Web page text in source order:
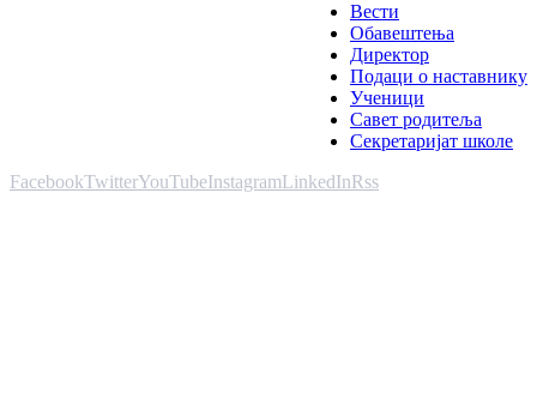
Вести
Обавештења
Директор
Подаци о наставнику
Ученици
Савет родитеља
Секретаријат школе
FacebookTwitterYouTubeInstagramLinkedInRss